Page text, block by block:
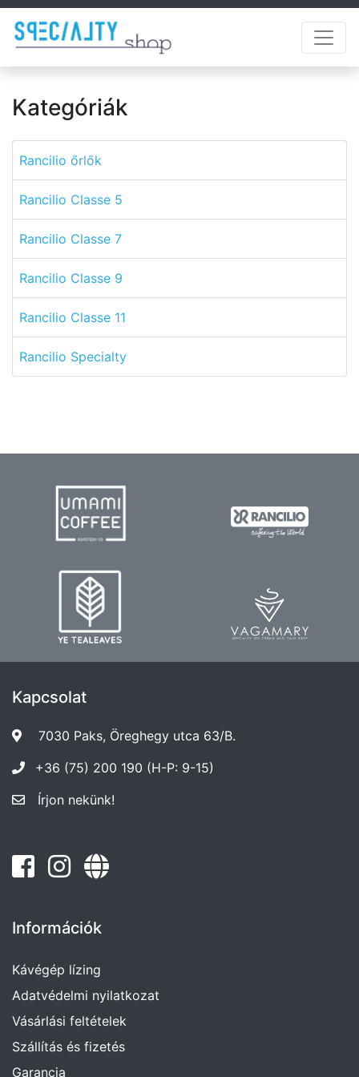
Kategóriák
Rancilio őrlők
Rancilio Classe 5
Rancilio Classe 7
Rancilio Classe 9
Rancilio Classe 11
Rancilio Specialty
Kapcsolat
7030 Paks, Öreghegy utca 63/B.
+36 (75) 200 190 (H-P: 9-15)
Írjon nekünk!
Információk
Kávégép lízing
Adatvédelmi nyilatkozat
Vásárlási feltételek
Szállítás és fizetés
Garancia